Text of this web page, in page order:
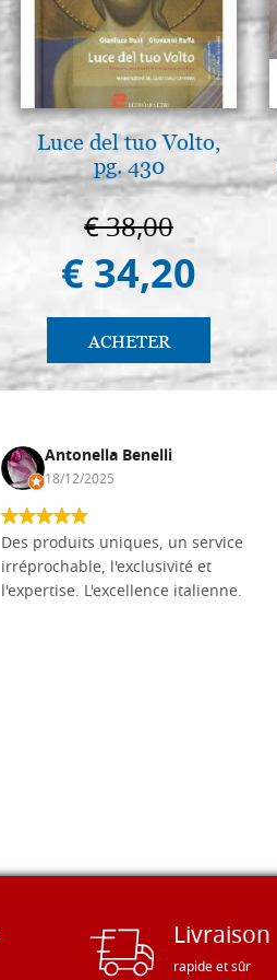
Luce del tuo Volto,
pg. 430
€ 38,00
€ 34,20
ACHETER
Antonella Benelli
18/12/2025
Des produits uniques, un service
irréprochable, l'exclusivité et
l'expertise. L'excellence italienne.
Livraison
rapide et sûr